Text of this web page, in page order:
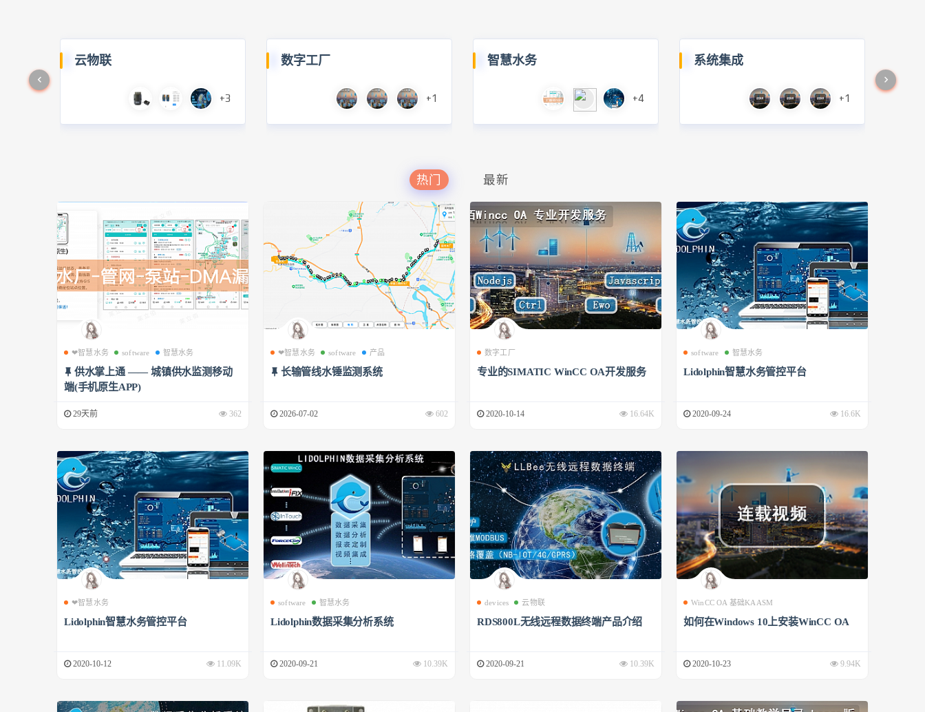
云物联
+3
数字工厂
+1
智慧水务
+4
系统集成
+1
热门 最新
❤智慧水务 software 智慧水务
供水掌上通 —— 城镇供水监测移动
端(手机原生APP)
29天前 362
❤智慧水务 software 产品
长输管线水锤监测系统
2026-07-02 602
数字工厂
专业的SIMATIC WinCC OA开发服务
2020-10-14 16.64K
software 智慧水务
Lidolphin智慧水务管控平台
2020-09-24 16.6K
❤智慧水务
Lidolphin智慧水务管控平台
2020-10-12 11.09K
software 智慧水务
Lidolphin数据采集分析系统
2020-09-21 10.39K
devices 云物联
RDS800L无线远程数据终端产品介绍
2020-09-21 10.39K
WinCC OA 基础KAASM
如何在Windows 10上安装WinCC OA
2020-10-23 9.94K